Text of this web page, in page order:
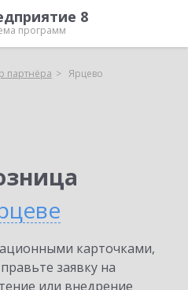
8
программ
партнёра Ярцево
карточками,
заявку на
или внедрение